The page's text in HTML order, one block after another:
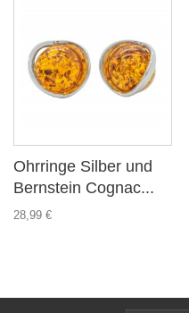
Ohrringe Silber und
Bernstein Cognac...
28,99 €